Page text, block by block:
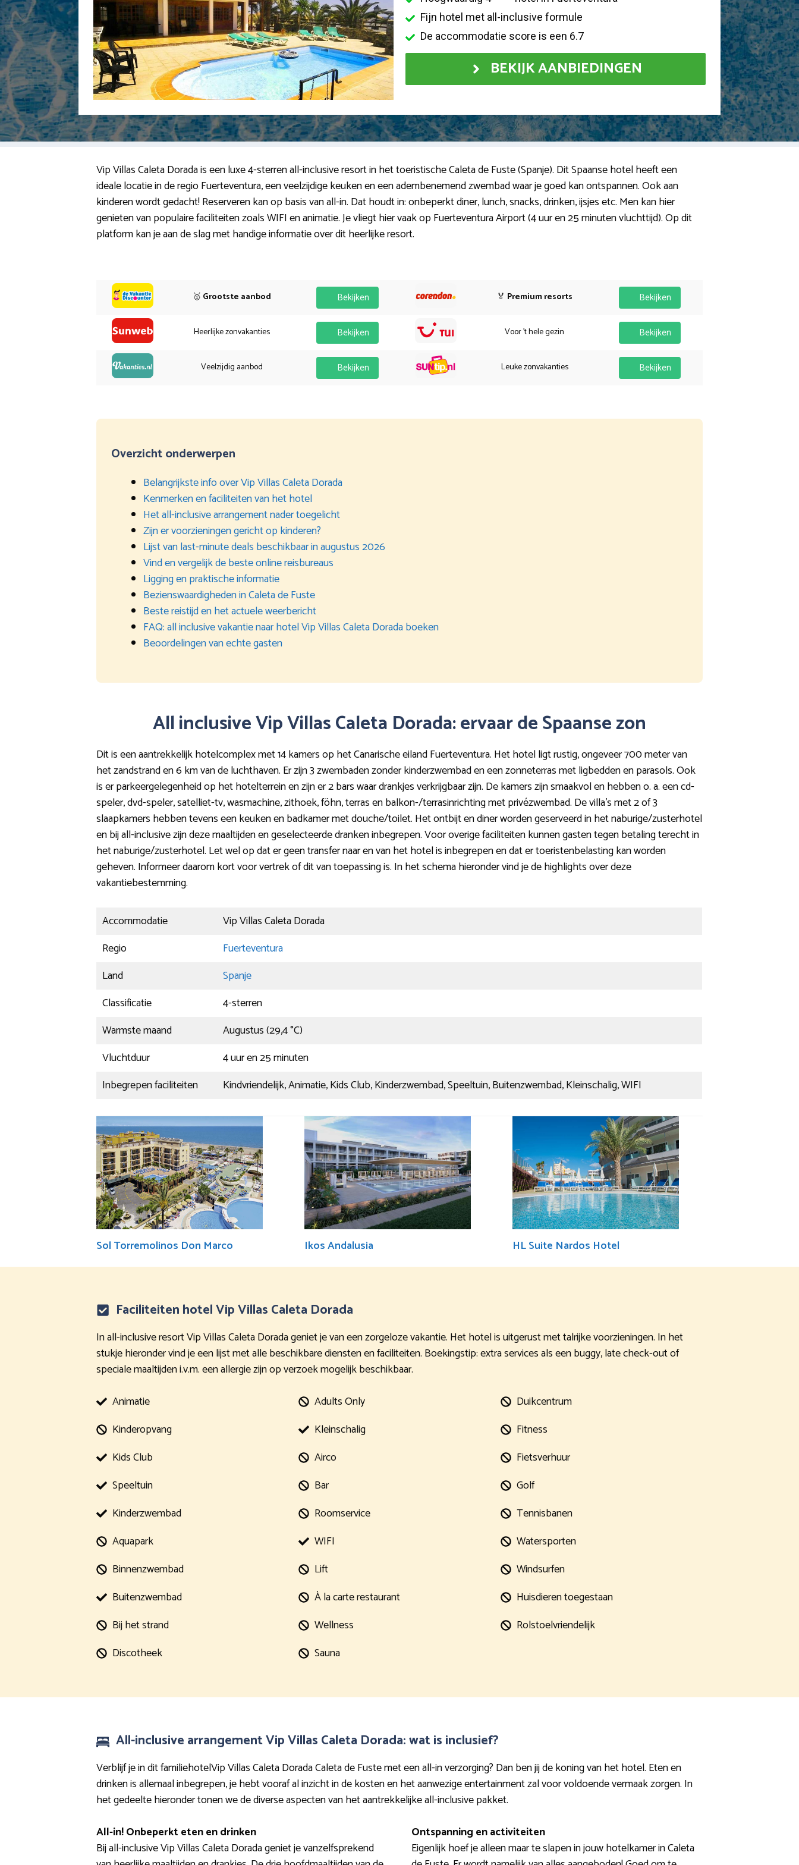
Fijn hotel met all-inclusive formule
De accommodatie score is een 6.7
BEKIJK AANBIEDINGEN
Vip Villas Caleta Dorada is een luxe 4-sterren all-inclusive resort in het toeristische Caleta de Fuste (Spanje). Dit Spaanse hotel heeft een
ideale locatie in de regio Fuerteventura, een veelzijdige keuken en een adembenemend zwembad waar je goed kan ontspannen. Ook aan
kinderen wordt gedacht! Reserveren kan op basis van all-in. Dat houdt in: onbeperkt diner, lunch, snacks, drinken, ijsjes etc. Men kan hier
genieten van populaire faciliteiten zoals WIFI en animatie. Je vliegt hier vaak op Fuerteventura Airport (4 uur en 25 minuten vluchttijd). Op dit
platform kan je aan de slag met handige informatie over dit heerlijke resort.
🥇 Grootste aanbod Bekijken
Heerlijke zonvakanties Bekijken
Veelzijdig aanbod Bekijken
🏅 Premium resorts Bekijken
Voor 't hele gezin Bekijken
Leuke zonvakanties Bekijken
Overzicht onderwerpen
Belangrijkste info over Vip Villas Caleta Dorada
Kenmerken en faciliteiten van het hotel
Het all-inclusive arrangement nader toegelicht
Zijn er voorzieningen gericht op kinderen?
Lijst van last-minute deals beschikbaar in augustus 2026
Vind en vergelijk de beste online reisbureaus
Ligging en praktische informatie
Bezienswaardigheden in Caleta de Fuste
Beste reistijd en het actuele weerbericht
FAQ: all inclusive vakantie naar hotel Vip Villas Caleta Dorada boeken
Beoordelingen van echte gasten
All inclusive Vip Villas Caleta Dorada: ervaar de Spaanse zon
Dit is een aantrekkelijk hotelcomplex met 14 kamers op het Canarische eiland Fuerteventura. Het hotel ligt rustig, ongeveer 700 meter van
het zandstrand en 6 km van de luchthaven. Er zijn 3 zwembaden zonder kinderzwembad en een zonneterras met ligbedden en parasols. Ook
is er parkeergelegenheid op het hotelterrein en zijn er 2 bars waar drankjes verkrijgbaar zijn. De kamers zijn smaakvol en hebben o. a. een cd-
speler, dvd-speler, satelliet-tv, wasmachine, zithoek, föhn, terras en balkon-/terrasinrichting met privézwembad. De villa’s met 2 of 3
slaapkamers hebben tevens een keuken en badkamer met douche/toilet. Het ontbijt en diner worden geserveerd in het naburige/zusterhotel
en bij all-inclusive zijn deze maaltijden en geselecteerde dranken inbegrepen. Voor overige faciliteiten kunnen gasten tegen betaling terecht in
het naburige/zusterhotel. Let wel op dat er geen transfer naar en van het hotel is inbegrepen en dat er toeristenbelasting kan worden
geheven. Informeer daarom kort voor vertrek of dit van toepassing is. In het schema hieronder vind je de highlights over deze
vakantiebestemming.
Accommodatie
Vip Villas Caleta Dorada
Regio
Fuerteventura
Land
Spanje
Classificatie
4-sterren
Warmste maand
Augustus (29,4 °C)
Vluchtduur
4 uur en 25 minuten
Inbegrepen faciliteiten
Kindvriendelijk, Animatie, Kids Club, Kinderzwembad, Speeltuin, Buitenzwembad, Kleinschalig, WIFI
Sol Torremolinos Don Marco Ikos Andalusia HL Suite Nardos Hotel
Faciliteiten hotel Vip Villas Caleta Dorada
In all-inclusive resort Vip Villas Caleta Dorada geniet je van een zorgeloze vakantie. Het hotel is uitgerust met talrijke voorzieningen. In het
stukje hieronder vind je een lijst met alle beschikbare diensten en faciliteiten. Boekingstip: extra services als een buggy, late check-out of
speciale maaltijden i.v.m. een allergie zijn op verzoek mogelijk beschikbaar.
Animatie
Kinderopvang
Kids Club
Speeltuin
Kinderzwembad
Aquapark
Binnenzwembad
Buitenzwembad
Bij het strand
Discotheek
Adults Only
Kleinschalig
Airco
Bar
Roomservice
WIFI
Lift
À la carte restaurant
Wellness
Sauna
Duikcentrum
Fitness
Fietsverhuur
Golf
Tennisbanen
Watersporten
Windsurfen
Huisdieren toegestaan
Rolstoelvriendelijk
All-inclusive arrangement Vip Villas Caleta Dorada: wat is inclusief?
Verblijf je in dit familiehotelVip Villas Caleta Dorada Caleta de Fuste met een all-in verzorging? Dan ben jij de koning van het hotel. Eten en
drinken is allemaal inbegrepen, je hebt vooraf al inzicht in de kosten en het aanwezige entertainment zal voor voldoende vermaak zorgen. In
het gedeelte hieronder tonen we de diverse aspecten van het aantrekkelijke all-inclusive pakket.
All-in! Onbeperkt eten en drinken
Bij all-inclusive Vip Villas Caleta Dorada geniet je vanzelfsprekend
Ontspanning en activiteiten
Eigenlijk hoef je alleen maar te slapen in jouw hotelkamer in Caleta